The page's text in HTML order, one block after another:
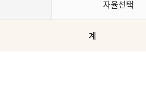
자율선택
계